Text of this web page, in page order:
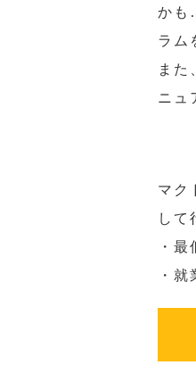
かも
ラム
また
ニュ
マク
して
・
・